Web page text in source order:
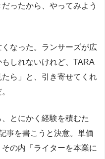
ったから、やってみよう
なった。ランサーズが広
しれないけれど、TARA
ら」と、引き寄せてくれ
とにかく経験を積むた
事を書こうと決意。単価
の内「ライターを本業に